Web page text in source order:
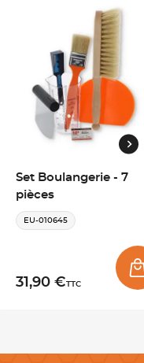
et ont chacune un
le lave-vaisselle,
Set Boulangerie - 7
pièces
EU-010645
31,90 €TTC